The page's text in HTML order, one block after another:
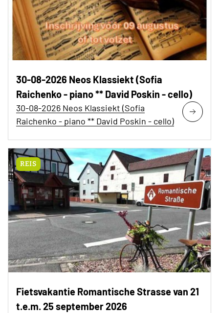
30-08-2026 Neos Klassiekt (Sofia
Raichenko - piano ** David Poskin - cello)
30-08-2026 Neos Klassiekt (Sofia
Raichenko - piano ** David Poskin - cello)
REIS
Fietsvakantie Romantische Strasse van 21
t.e.m. 25 september 2026